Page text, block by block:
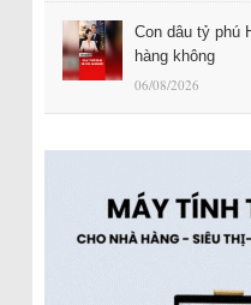
Con dâu tỷ phú
hàng không
06/08/2026